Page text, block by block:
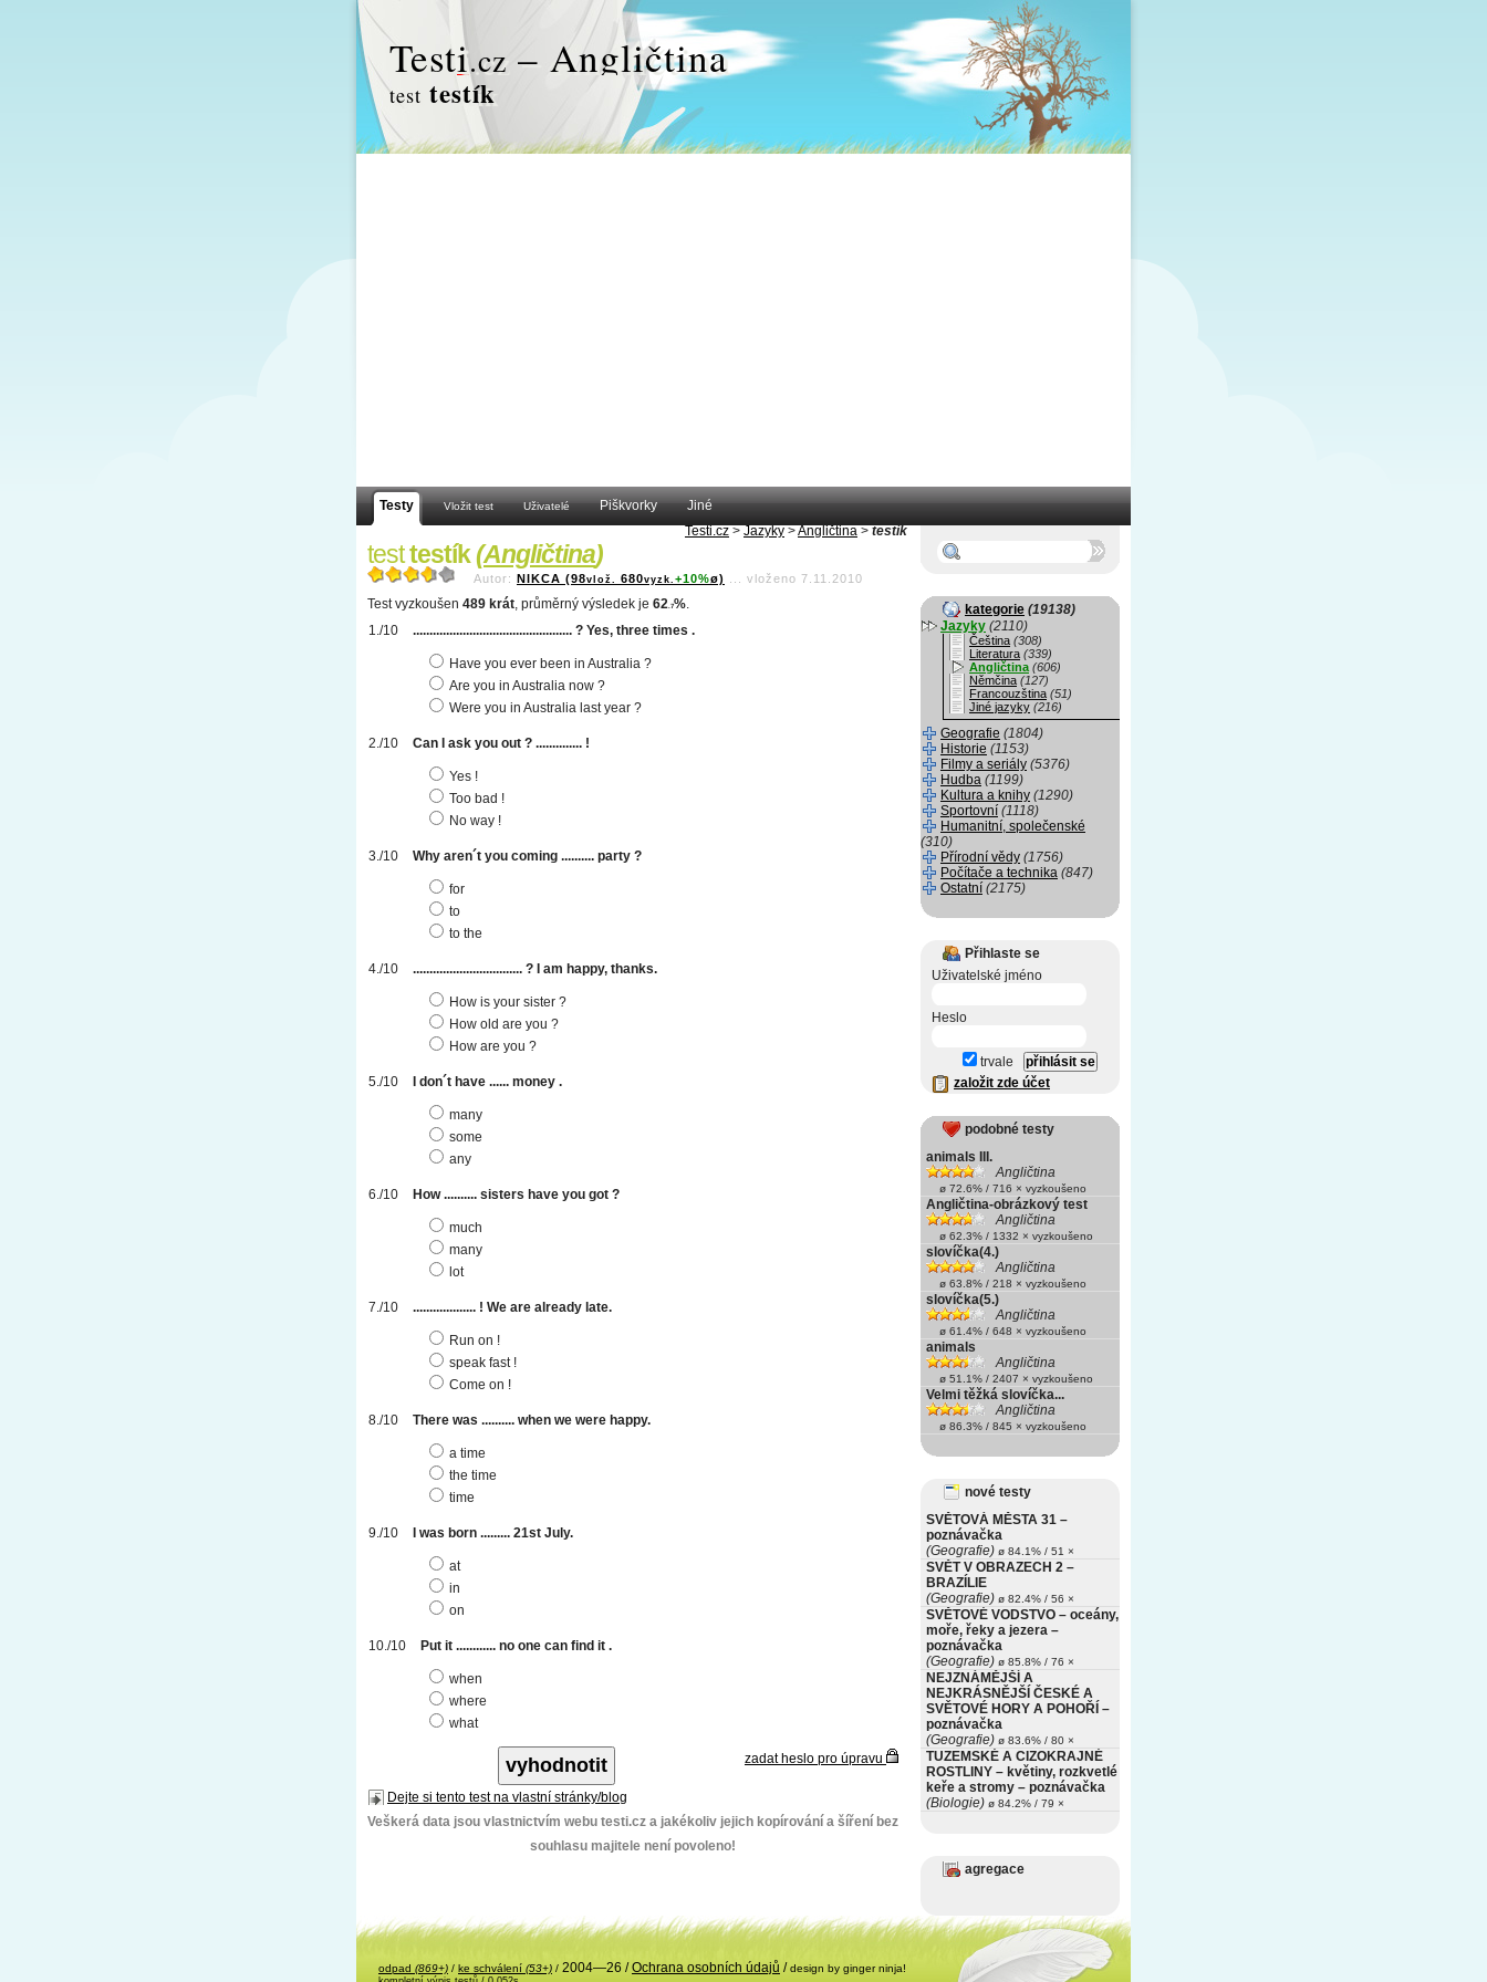
Testi.cz – Angličtina
test testík
Testy Vložit test Uživatelé Piškvorky
Jiné
Testi.cz > Jazyky >Angličtina > testík
testtestík(Angličtina)
Autor: NIKCA (98vlož. 680vyzk. +10%ø) vloženo 7.11.2010
Test vyzkoušen 489 krát, průměrný výsledek je 62 .7%.
................................................ ? Yes, three times .
Have you ever been in Australia ?
Are you in Australia now ?
Were you in Australia last year ?
Can I ask you out ? .............. !
Yes !
Too bad !
No way !
Why aren´t you coming .......... party ?
for
to
to the
................................. ? I am happy, thanks.
How is your sister ?
How old are you ?
How are you ?
I don´t have ...... money .
many
some
any
How .......... sisters have you got ?
much
many
lot
................... ! We are already late.
Run on !
speak fast !
Come on !
There was .......... when we were happy.
a time
the time
time
I was born ......... 21st July.
at
in
on
Put it ............ no one can find it .
when
where
what
zadat heslo pro úpravu
Dejte si tento test na vlastní stránky/blog
Veškerá data jsou vlastnictvím webu testi.cz a jakékoliv jejich kopírování a šíření bez
souhlasu majitele není povoleno!
kategorie (19138)
Jazyky (2110)
Čeština (308)
Literatura (339)
Angličtina (606)
Němčina (127)
Francouzština (51)
Jiné jazyky (216)
Geografie (1804)
Historie (1153)
Filmy a seriály (5376)
Hudba (1199)
Kultura a knihy (1290)
Sportovní (1118)
Humanitní, společenské
(310)
Přírodní vědy (1756)
Počítače a technika (847)
Ostatní (2175)
Přihlaste se
Uživatelské jméno
Heslo
trvale
založit zde účet
podobné testy
animals III.
Angličtina
ø 72.6% / 716 × vyzkoušeno
Angličtina-obrázkový test
Angličtina
ø 62.3% / 1332 × vyzkoušeno
slovíčka(4.)
Angličtina
ø 63.8% / 218 × vyzkoušeno
slovíčka(5.)
Angličtina
ø 61.4% / 648 × vyzkoušeno
animals
Angličtina
ø 51.1% / 2407 × vyzkoušeno
Velmi těžká slovíčka...
Angličtina
ø 86.3% / 845 × vyzkoušeno
nové testy
SVĚTOVÁ MĚSTA 31 –
poznávačka
(Geografie) ø 84.1% / 51 ×
SVĚT V OBRAZECH 2 –
BRAZÍLIE
(Geografie) ø 82.4% / 56 ×
SVĚTOVÉ VODSTVO – oceány,
moře, řeky a jezera –
poznávačka
(Geografie) ø 85.8% / 76 ×
NEJZNÁMĚJŠÍ A
NEJKRÁSNĚJŠÍ ČESKÉ A
SVĚTOVÉ HORY A POHOŘÍ –
poznávačka
(Geografie) ø 83.6% / 80 ×
TUZEMSKÉ A CIZOKRAJNÉ
ROSTLINY – květiny, rozkvetlé
keře a stromy – poznávačka
(Biologie) ø 84.2% / 79 ×
agregace
odpad (869+) / ke schválení (53+) / 2004—26 /Ochrana osobních údajů /design by ginger ninja!